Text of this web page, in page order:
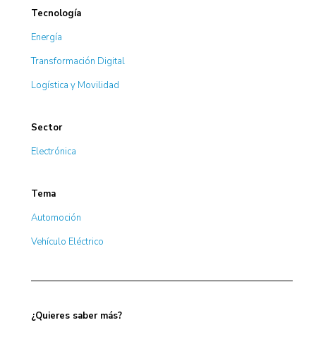
Tecnología
Energía
Transformación Digital
Logística y Movilidad
Sector
Electrónica
Tema
Automoción
Vehículo Eléctrico
¿Quieres saber más?